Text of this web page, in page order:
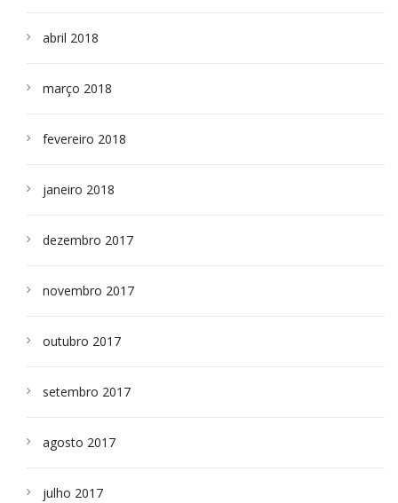
abril 2018
março 2018
fevereiro 2018
janeiro 2018
dezembro 2017
novembro 2017
outubro 2017
setembro 2017
agosto 2017
julho 2017